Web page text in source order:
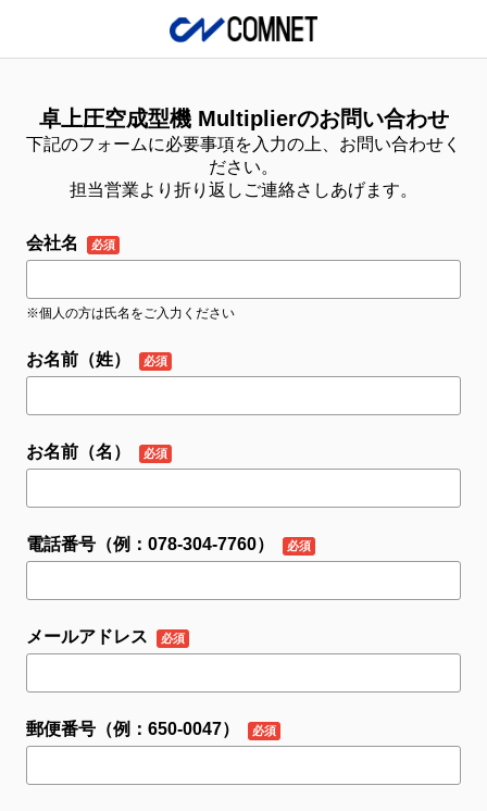
卓上圧空成型機 Multiplierのお問い合わせ
下記のフォームに必要事項を入力の上、お問い合わせく
ださい。
担当営業より折り返しご連絡さしあげます。
会社名
※個人の方は氏名をご入力ください
お名前（姓）
お名前（名）
電話番号（例：078-304-7760）
メールアドレス
郵便番号（例：650-0047）